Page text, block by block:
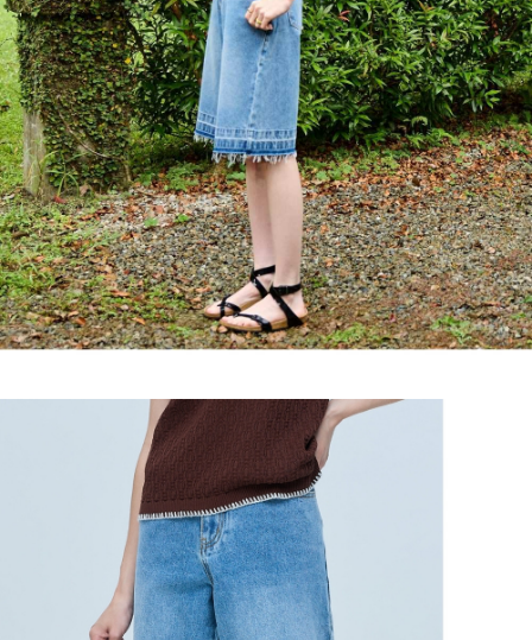
１．透過由恩沛科技股份有限公司提供之「AFTEE先享後付」服務完成之交
易，需依本服務之必要範圍內提供個人資料，並將交易相關給付款項請求債
權轉讓予恩沛科技股份有限公司。
２．關於個人資料處理事宜，請瀏覽以下網址：
https://aftee.tw/terms/#terms3
３．未成年的使用者請事先徵得法定代理人或監護人之同意方可使用
「AFTEE先享後付」，若未經同意申辦者引起之損失，本公司不負相關責
任。
４．使用「AFTEE先享後付」時，將依據個別帳號之用戶狀況，依本公司即
時審查核予不同之上限額度；若仍有額度不足之情形，本公司將視審查結果
請求用戶進行身份認證。
５．嚴禁一人註冊多個帳號或使用他人資訊註冊。若發現惡意使用之情形，
恩沛科技股份有限公司將有權停止該用戶之使用額度並採取法律行動。
付款後7-11取貨
每筆NT$120，滿NT$2,500(含以上)免運費
宅配
每筆NT$120，滿NT$2,500(含以上)免運費
宅配離島
每筆NT$120，滿NT$2,500(含以上)免運費
付款後門市自取
免運費
海外配送 查看運費